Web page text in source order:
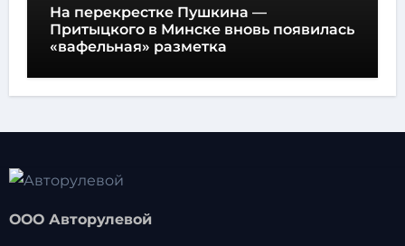
На перекрестке Пушкина —
Притыцкого в Минске вновь появилась
«вафельная» разметка
ООО Авторулевой